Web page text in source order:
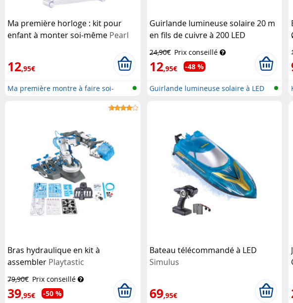
Ma première horloge : kit pour
enfant à monter soi-même Pearl
12,95€
Ma première montre à faire soi-
Guirlande lumineuse solaire 20 m
en fils de cuivre à 200 LED
24,90€ Prix conseillé
12,95€ -48 %
Guirlande lumineuse solaire à LED
Bras hydraulique en kit à
assembler Playtastic
79,90€ Prix conseillé
39,95€ -50 %
Bateau télécommandé à LED
Simulus
69,95€